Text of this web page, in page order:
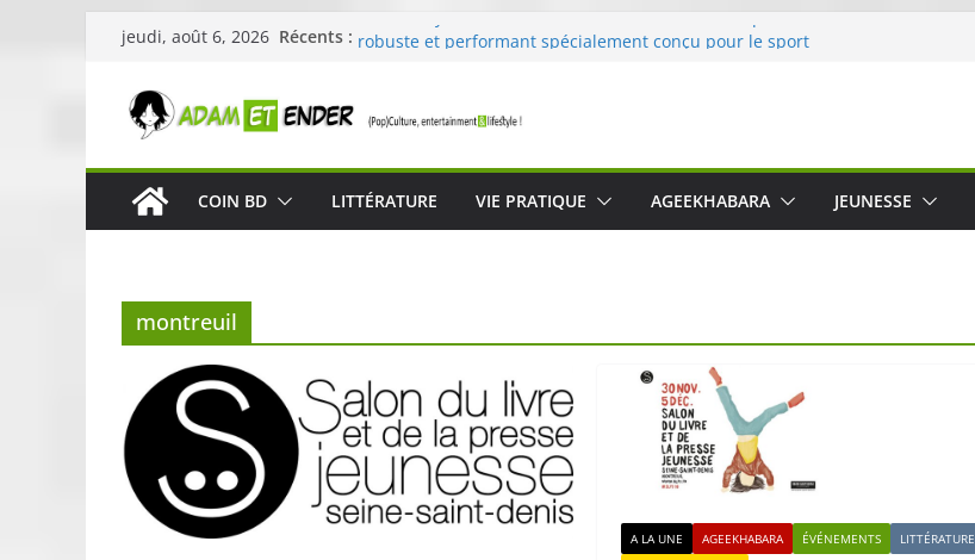
Passer
contenu
jeudi, août 6, 2026 Récents : Skullcandy dévoile le Crusher 540 Active : un casque audio
29ème édition de l’opération « Nettoyons la nature »
Célestin en concert : une expérience intime et engagée à
La Scène Parisienne
« In The Beginning was The Water », le film concert
COIN BD LITTÉRATURE VIE PRATIQUE AGEEKHABARA JEUNESSE
montreuil
A LA UNE AGEEKHABARA ÉVÉNEMENTS
LITTÉRATURE